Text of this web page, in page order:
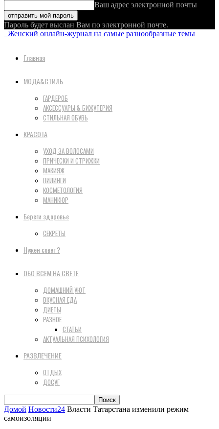
Ваш адрес электронной почты
Пароль будет выслан Вам по электронной почте.
Женский онлайн-журнал на самые разнообразные темы
Главная
МОДА&СТИЛЬ
ГАРДЕРОБ
АКСЕССУАРЫ & БИЖУТЕРИЯ
СТИЛЬНАЯ ОБУВЬ
КРАСОТА
УХОД ЗА ВОЛОСАМИ
ПРИЧЕСКИ И СТРИЖКИ
МАКИЯЖ
ПИЛИНГИ
КОСМЕТОЛОГИЯ
МАНИКЮР
Береги здоровье
СЕКРЕТЫ
Нужен совет?
ОБО ВСЕМ НА СВЕТЕ
ДОМАШНИЙ УЮТ
ВКУСНАЯ ЕДА
ДИЕТЫ
РАЗНОЕ
СТАТЬИ
АКТУАЛЬНАЯ ПСИХОЛОГИЯ
РАЗВЛЕЧЕНИЕ
ОТДЫХ
ДОСУГ
Домой Новости24 Власти Татарстана изменили режим
самоизоляции